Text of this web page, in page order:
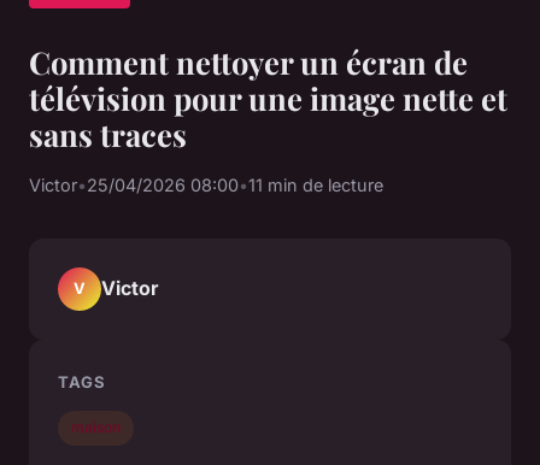
Comment nettoyer un écran de
télévision pour une image nette et
sans traces
Victor•25/04/2026 08:00•11 min de lecture
V Victor
TAGS
maison